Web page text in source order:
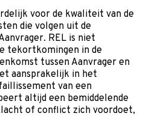
voor de kwaliteit van de
die volgen uit de
REL is niet
tekortkomingen in de
tussen Aanvrager en
aansprakelijk in het
van een
altijd een bemiddelende
of conflict zich voordoet,